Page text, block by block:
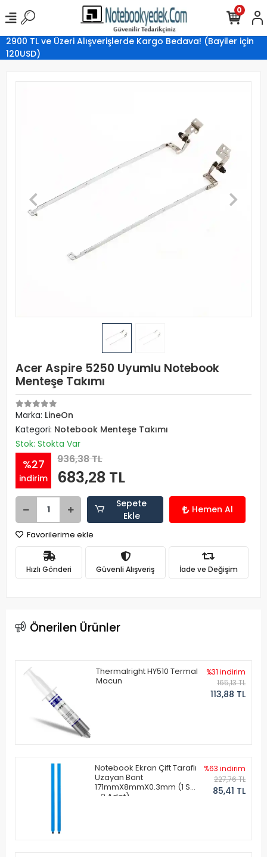
2900 TL ve Üzeri Alışverişlerde Kargo Bedava! (Bayiler için
120USD)
0
Acer Aspire 5250 Uyumlu Notebook
Menteşe Takımı
Marka: LineOn
Kategori: Notebook Menteşe Takımı
Stok: Stokta Var
%27
indirim
936,38 TL
683,28 TL
Sepete
Ekle
Hemen Al
Favorilerime ekle
Hızlı Gönderi Güvenli Alışveriş İade ve Değişim
Önerilen Ürünler
Thermalright HY510 Termal
Macun
%31 indirim
165,13 TL
113,88 TL
Notebook Ekran Çift Taraflı
Uzayan Bant
171mmX8mmX0.3mm (1 Set
- 2 Adet)
%63 indirim
227,76 TL
85,41 TL